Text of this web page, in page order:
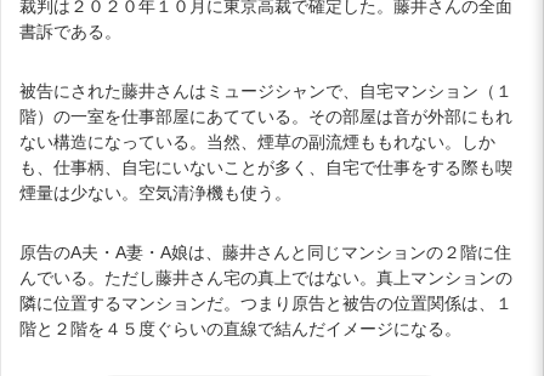
裁判は２０２０年１０月に東京高裁で確定した。藤井さんの全面
書訴である。
被告にされた藤井さんはミュージシャンで、自宅マンション（１
階）の一室を仕事部屋にあてている。その部屋は音が外部にもれ
ない構造になっている。当然、煙草の副流煙ももれない。しか
も、仕事柄、自宅にいないことが多く、自宅で仕事をする際も喫
煙量は少ない。空気清浄機も使う。
原告のA夫・A妻・A娘は、藤井さんと同じマンションの２階に住
んでいる。ただし藤井さん宅の真上ではない。真上マンションの
隣に位置するマンションだ。つまり原告と被告の位置関係は、１
階と２階を４５度ぐらいの直線で結んだイメージになる。